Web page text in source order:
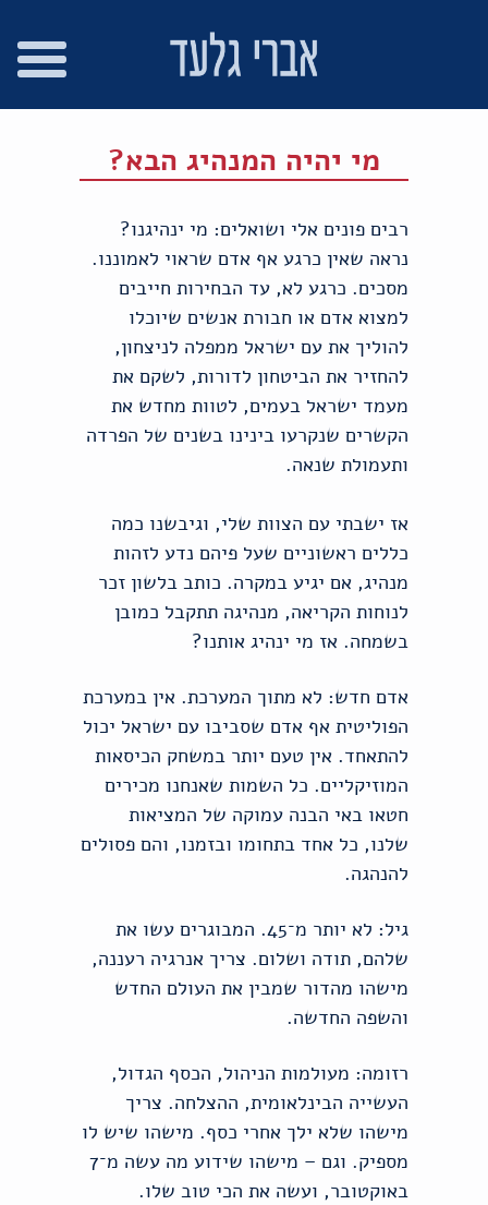
מי יהיה המנהיג הבא?
רבים פונים אלי ושואלים: מי ינהיגנו?
נראה שאין כרגע אף אדם שראוי לאמוננו.
מסכים. כרגע לא, עד הבחירות חייבים
למצוא אדם או חבורת אנשים שיוכלו
להוליך את עם ישראל ממפלה לניצחון,
להחזיר את הביטחון לדורות, לשקם את
מעמד ישראל בעמים, לטוות מחדש את
הקשרים שנקרעו בינינו בשנים של הפרדה
ותעמולת שנאה.
אז ישבתי עם הצוות שלי, וגיבשנו כמה
כללים ראשוניים שעל פיהם נדע לזהות
מנהיג, אם יגיע במקרה. כותב בלשון זכר
לנוחות הקריאה, מנהיגה תתקבל כמובן
בשמחה. אז מי ינהיג אותנו?
אדם חדש: לא מתוך המערכת. אין במערכת
הפוליטית אף אדם שסביבו עם ישראל יכול
להתאחד. אין טעם יותר במשחק הכיסאות
המוזיקליים. כל השמות שאנחנו מכירים
חטאו באי הבנה עמוקה של המציאות
שלנו, כל אחד בתחומו ובזמנו, והם פסולים
להנהגה.
גיל: לא יותר מ־45. המבוגרים עשו את
שלהם, תודה ושלום. צריך אנרגיה רעננה,
מישהו מהדור שמבין את העולם החדש
והשפה החדשה.
רזומה: מעולמות הניהול, הכסף הגדול,
העשייה הבינלאומית, ההצלחה. צריך
מישהו שלא ילך אחרי כסף. מישהו שיש לו
מספיק. וגם – מישהו שידוע מה עשה מ־7
באוקטובר, ועשה את הכי טוב שלו.